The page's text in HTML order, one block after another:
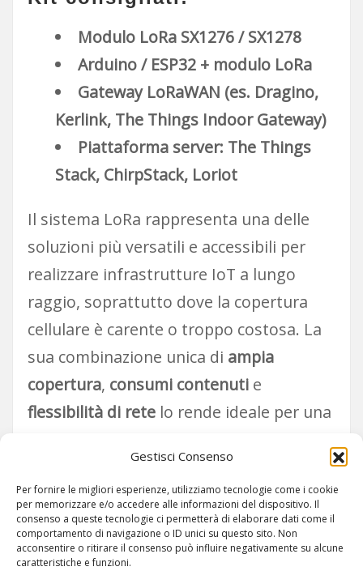
Gestisci Consenso
Per fornire le migliori esperienze, utilizziamo tecnologie come i cookie
per memorizzare e/o accedere alle informazioni del dispositivo. Il
consenso a queste tecnologie ci permetterà di elaborare dati come il
comportamento di navigazione o ID unici su questo sito. Non
acconsentire o ritirare il consenso può influire negativamente su alcune
caratteristiche e funzioni.
Modulo LoRa SX1276 / SX1278
Arduino / ESP32 + modulo LoRa
Gateway LoRaWAN (es. Dragino,
Kerlink, The Things Indoor Gateway)
Piattaforma server: The Things
Stack, ChirpStack, Loriot
Il sistema LoRa rappresenta una delle
soluzioni più versatili e accessibili per
realizzare infrastrutture IoT a lungo
raggio, soprattutto dove la copertura
cellulare è carente o troppo costosa. La
sua combinazione unica di ampia
copertura, consumi contenutie
flessibilità di retelo rende ideale per una
sostenibili e indipendenti.